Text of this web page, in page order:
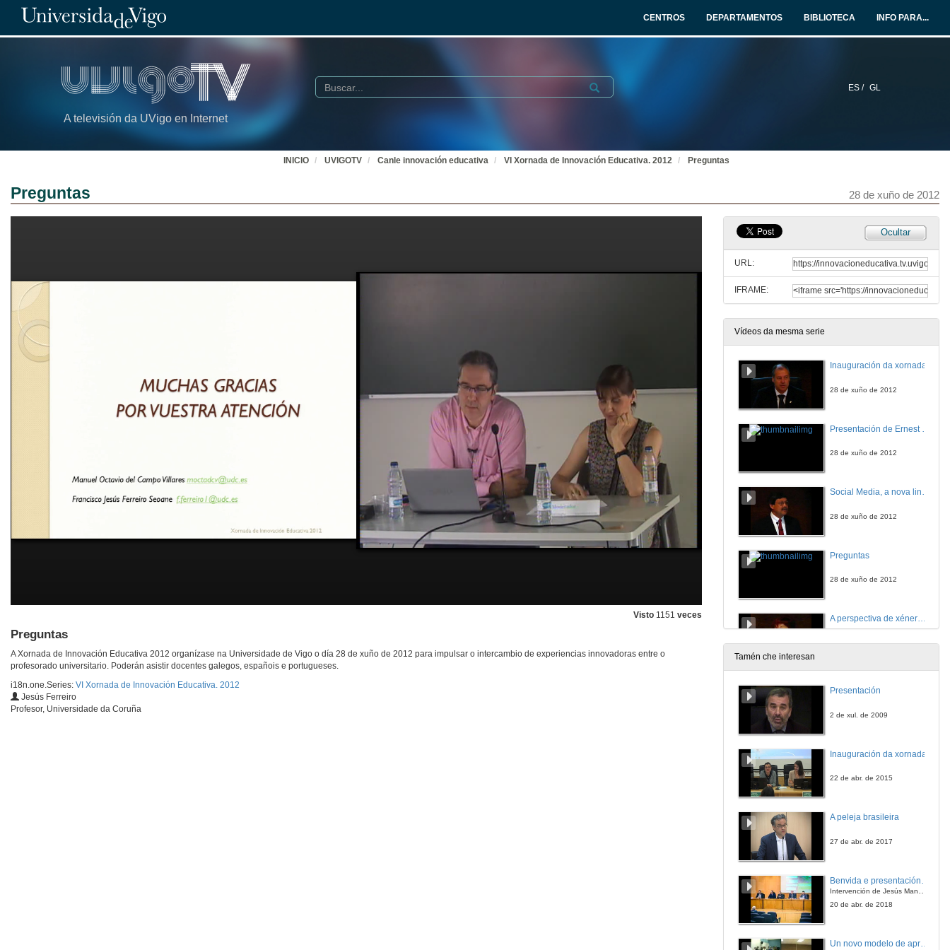
CENTROS DEPARTAMENTOS BIBLIOTECA INFO PARA...
A televisión da UVigo en Internet
ES / GL
Buscar Submit
INICIO UVIGOTV Canle innovación educativa VI Xornada de Innovación Educativa. 2012 Preguntas
Preguntas 28 de xuño de 2012
Visto 1151 veces
Preguntas
A Xornada de Innovación Educativa 2012 organízase na Universidade de Vigo o día 28 de xuño de 2012 para impulsar o intercambio de experiencias innovadoras entre o
profesorado universitario. Poderán asistir docentes galegos, españois e portugueses.
i18n.one.Series: VI Xornada de Innovación Educativa. 2012
Jesús Ferreiro
Profesor, Universidade da Coruña
Ocultar
URL:
IFRAME:
Vídeos da mesma serie
Inauguración da xornada
28 de xuño de 2012
28 de xuño de 2012
Social Media, a nova linguaxe na educación
28 de xuño de 2012
Preguntas
28 de xuño de 2012
A perspectiva de xénero nas ciencias experimentais : A ciencia nuclear
28 de xuño de 2012
28 de xuño de 2012
Tamén che interesan
Presentación
2 de xul. de 2009
Inauguración da xornada
22 de abr. de 2015
A peleja brasileira
27 de abr. de 2017
Intervención de Jesús Manuel Míguez, Decano da Facultade de Bioloxía
20 de abr. de 2018
Un novo modelo de aprendizaxe baseado en problemas